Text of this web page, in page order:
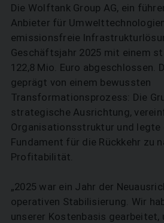
Die Wolftank Group AG, ein
Anbieter für
emissionsfreie
Geschäftsjahr 2025 mit einem
122,8 Mio. Euro abgeschlossen.
geprägt von einem bewussten
Transformationsprozess: Die
strategische Ausrichtung,
Organisationsstruktur und legte
Fundament für die Rückkehr zu
Profitabilität.
„2025 war ein Jahr der
operativen Stabilisierung. Wir
unserer Kostenbasis gearbeitet,